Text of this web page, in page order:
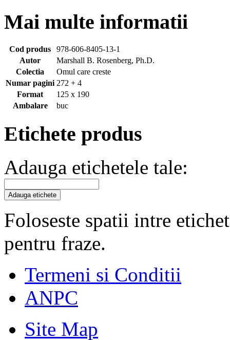
Mai multe informatii
Cod produs
978-606-8405-13-1
Autor
Marshall B. Rosenberg, Ph.D.
Colectia
Omul care creste
Numar pagini 272 + 4
Format
125 x 190
Ambalare
buc
Etichete produs
Adauga etichetele tale:
Adauga etichete
Foloseste spatii intre
pentru fraze.
Termeni si Conditii
ANPC
Site Map